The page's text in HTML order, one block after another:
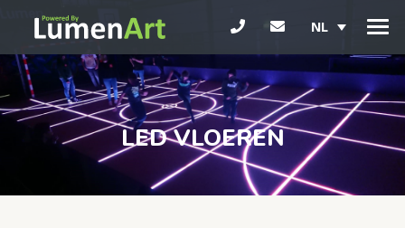
NL
LED VLOEREN